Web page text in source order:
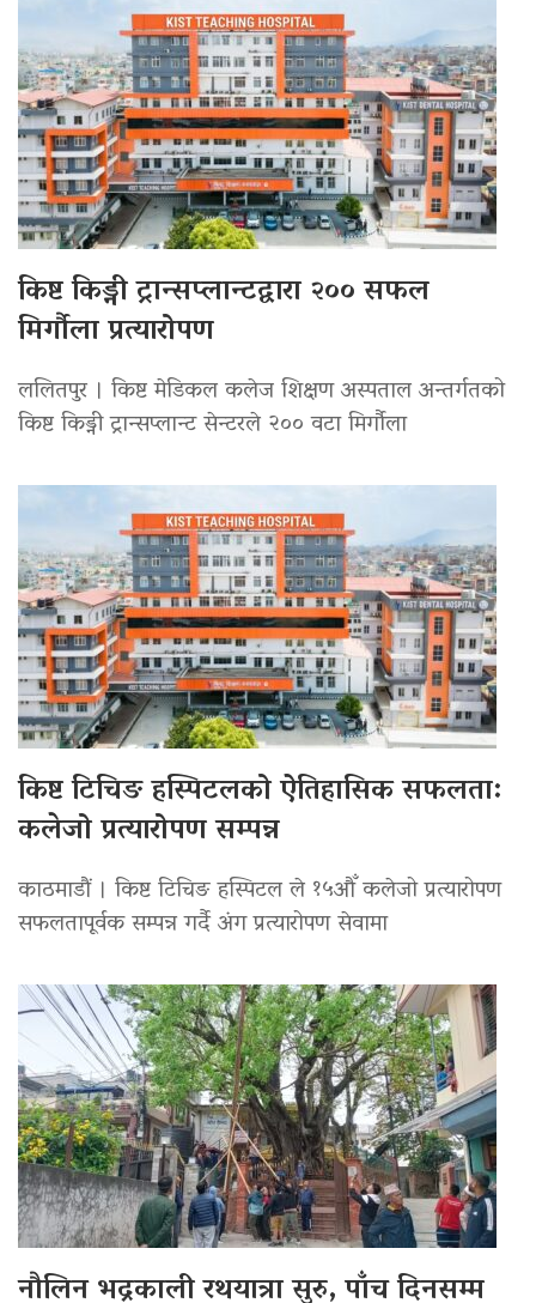
किष्ट किड्नी ट्रान्सप्लान्टद्वारा २०० सफल
मिर्गौला प्रत्यारोपण
ललितपुर । किष्ट मेडिकल कलेज शिक्षण अस्पताल अन्तर्गतको
किष्ट किड्नी ट्रान्सप्लान्ट सेन्टरले २०० वटा मिर्गौला
किष्ट टिचिङ हस्पिटलको ऐतिहासिक सफलता:
कलेजो प्रत्यारोपण सम्पन्न
काठमाडौं । किष्ट टिचिङ हस्पिटल ले १५औँ कलेजो प्रत्यारोपण
सफलतापूर्वक सम्पन्न गर्दै अंग प्रत्यारोपण सेवामा
नौलिन भद्रकाली रथयात्रा सुरु, पाँच दिनसम्म